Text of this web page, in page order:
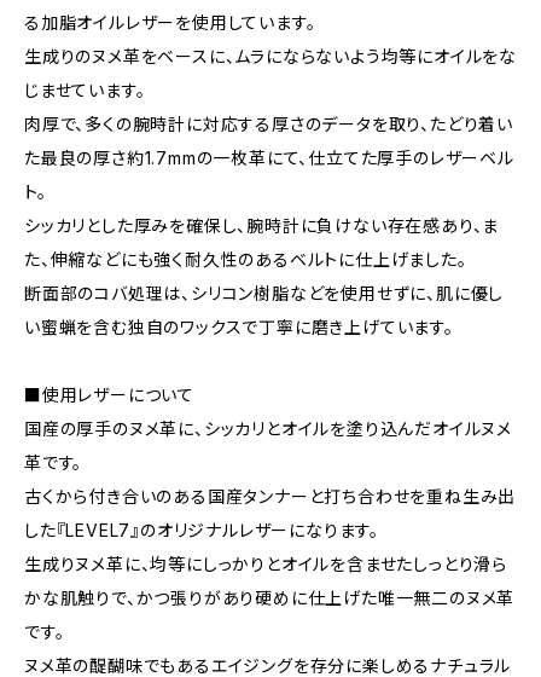
る加脂オイルレザーを使用しています。
生成りのヌメ革をベースに、ムラにならないよう均等にオイルをな
じませています。
肉厚で、多くの腕時計に対応する厚さのデータを取り、たどり着い
た最良の厚さ約1.7mmの一枚革にて、仕立てた厚手のレザーベル
ト。
シッカリとした厚みを確保し、腕時計に負けない存在感あり、ま
た、伸縮などにも強く耐久性のあるベルトに仕上げました。
断面部のコバ処理は、シリコン樹脂などを使用せずに、肌に優し
い蜜蝋を含む独自のワックスで丁寧に磨き上げています。
■使用レザーについて
国産の厚手のヌメ革に、シッカリとオイルを塗り込んだオイルヌメ
革です。
古くから付き合いのある国産タンナーと打ち合わせを重ね生み出
した『LEVEL7』のオリジナルレザーになります。
生成りヌメ革に、均等にしっかりとオイルを含ませたしっとり滑ら
かな肌触りで、かつ張りがあり硬めに仕上げた唯一無二のヌメ革
です。
ヌメ革の醍醐味でもあるエイジングを存分に楽しめるナチュラル